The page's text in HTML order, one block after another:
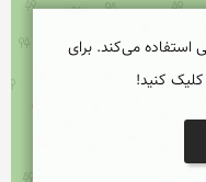
استفاده می‌کند. برای
کلیک کنید!